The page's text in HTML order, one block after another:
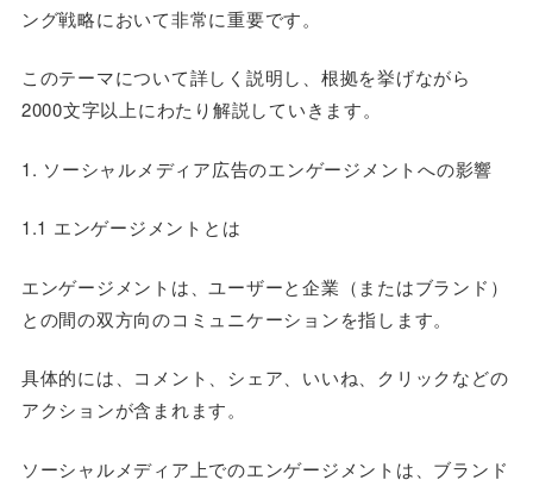
ング戦略において非常に重要です。
このテーマについて詳しく説明し、根拠を挙げながら
2000文字以上にわたり解説していきます。
1. ソーシャルメディア広告のエンゲージメントへの影響
1.1 エンゲージメントとは
エンゲージメントは、ユーザーと企業（またはブランド）
との間の双方向のコミュニケーションを指します。
具体的には、コメント、シェア、いいね、クリックなどの
アクションが含まれます。
ソーシャルメディア上でのエンゲージメントは、ブランド